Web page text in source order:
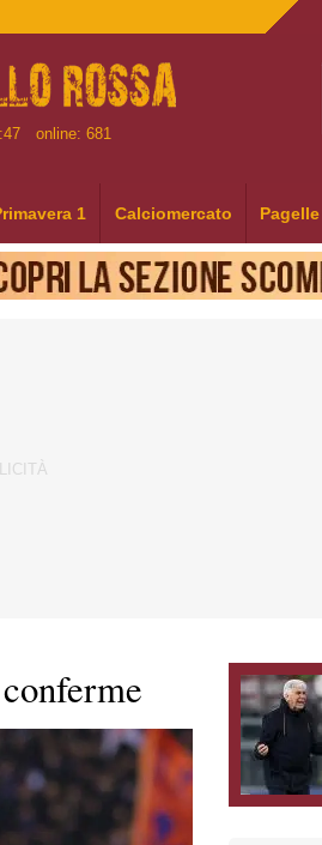
online: 681
1 Calciomercato Pagelle